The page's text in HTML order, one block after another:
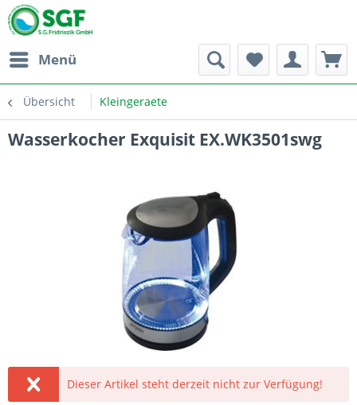
Menü
Übersicht Kleingeraete
Wasserkocher Exquisit EX.WK3501swg
Dieser Artikel steht derzeit nicht zur Verfügung!